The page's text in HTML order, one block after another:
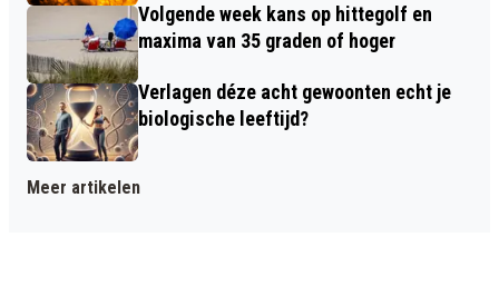
Volgende week kans op hittegolf en
maxima van 35 graden of hoger
Verlagen déze acht gewoonten echt je
biologische leeftijd?
Meer artikelen